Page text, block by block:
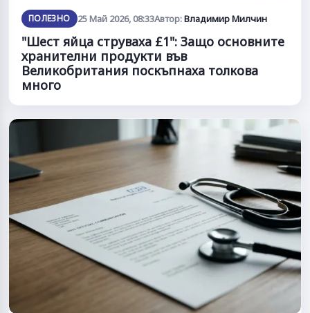
ПОЛЕЗНО 25 Май 2026, 08:33Автор:Владимир Милчин
"Шест яйца струваха £1": Защо основните
хранителни продукти във
Великобритания поскъпнаха толкова
много